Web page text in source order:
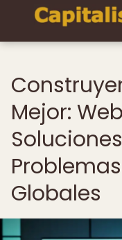
Mejor:
Globales